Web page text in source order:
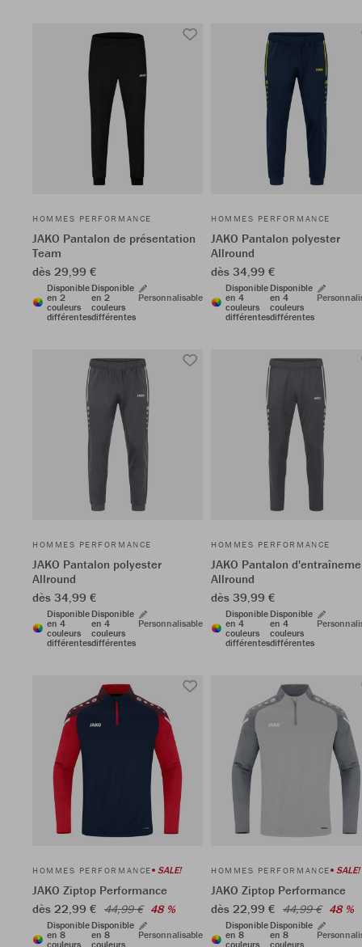
HOMMES PERFORMANCE
JAKO Pantalon de présentation
Team
dès 29,99 €
Disponible
en 2
couleurs
différentes
Disponible
en 2
couleurs
différentes
Personnalisable
HOMMES PERFORMANCE
JAKO Pantalon polyester
Allround
dès 34,99 €
Disponible
en 4
couleurs
différentes
Disponible
en 4
couleurs
différentes
HOMMES PERFORMANCE
JAKO Pantalon polyester
Allround
dès 34,99 €
Disponible
en 4
couleurs
différentes
Disponible
en 4
couleurs
différentes
Personnalisable
HOMMES PERFORMANCE
JAKO Pantalon
Allround
dès 39,99 €
Disponible
en 4
couleurs
différentes
Disponible
en 4
couleurs
différentes
HOMMES PERFORMANCE SALE!
JAKO Ziptop Performance
dès 22,99 € 44,99 € 48 %
Disponible
en 8
couleurs
Disponible
en 8
couleurs
Personnalisable
HOMMES PERFORMANCE SALE!
JAKO Ziptop Performance
dès 22,99 € 44,99 € 48 %
Disponible
en 8
couleurs
Disponible
en 8
couleurs